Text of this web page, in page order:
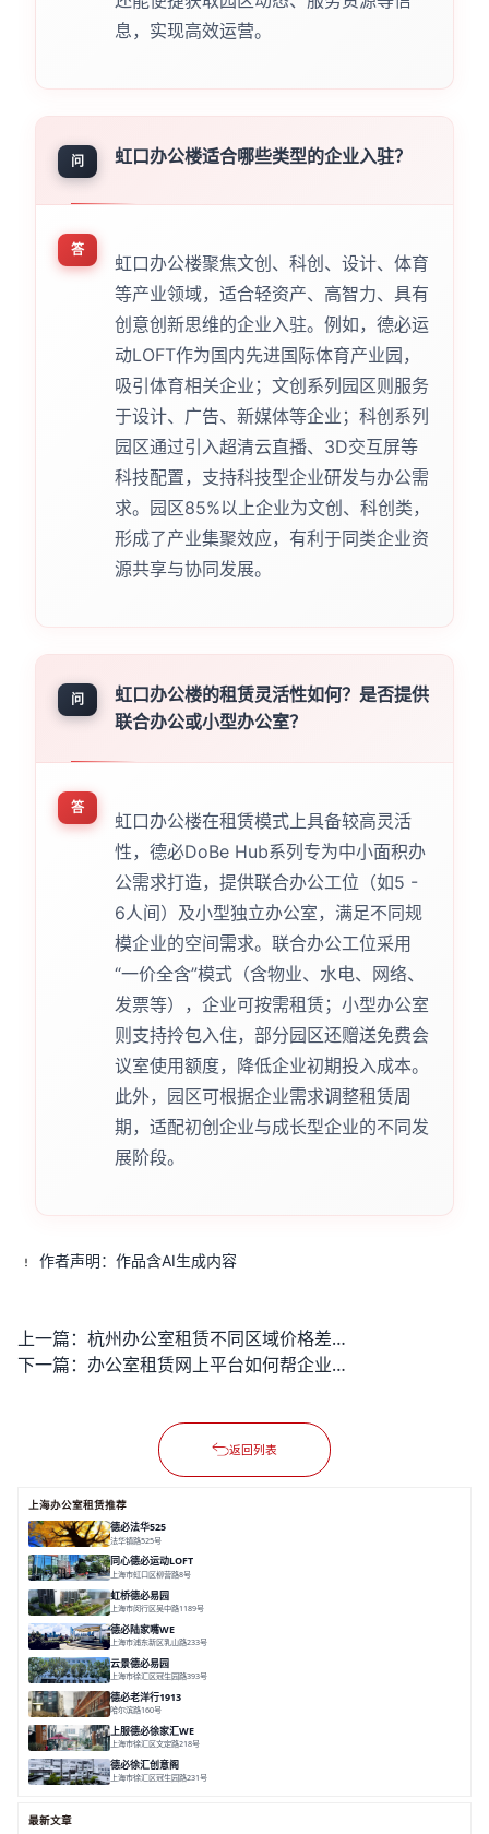
息，实现高效运营。
问 虹口办公楼适合哪些类型的企业入驻？
答
虹口办公楼聚焦文创、科创、设计、体育
等产业领域，适合轻资产、高智力、具有
创意创新思维的企业入驻。例如，德必运
动LOFT作为国内先进国际体育产业园，
吸引体育相关企业；文创系列园区则服务
于设计、广告、新媒体等企业；科创系列
园区通过引入超清云直播、3D交互屏等
科技配置，支持科技型企业研发与办公需
求。园区85%以上企业为文创、科创类，
形成了产业集聚效应，有利于同类企业资
源共享与协同发展。
问
虹口办公楼的租赁灵活性如何？是否提供
联合办公或小型办公室？
答
虹口办公楼在租赁模式上具备较高灵活
性，德必DoBe Hub系列专为中小面积办
公需求打造，提供联合办公工位（如5 -
6人间）及小型独立办公室，满足不同规
模企业的空间需求。联合办公工位采用
“一价全含”模式（含物业、水电、网络、
发票等），企业可按需租赁；小型办公室
则支持拎包入住，部分园区还赠送免费会
议室使用额度，降低企业初期投入成本。
此外，园区可根据企业需求调整租赁周
期，适配初创企业与成长型企业的不同发
展阶段。
作者声明：作品含AI生成内容
上一篇：
杭州办公室租赁不同区域价格差异大吗？
下一篇：
办公室租赁网上平台如何帮企业高效找到理想办公空间？
返回列表
上海办公室租赁推荐
德必法华525
法华镇路525号
同心德必运动LOFT
上海市虹口区柳营路8号
虹桥德必易园
上海市闵行区吴中路1189号
德必陆家嘴WE
上海市浦东新区乳山路233号
云景德必易园
上海市徐汇区冠生园路393号
德必老洋行1913
哈尔滨路160号
上服德必徐家汇WE
上海市徐汇区文定路218号
德必徐汇创意阁
上海市徐汇区冠生园路231号
最新文章